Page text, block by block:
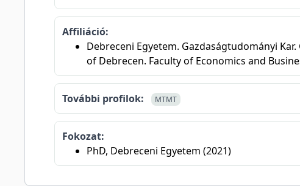
Affiliáció:
Debreceni Egyetem. Gazdaságtudományi
of Debrecen. Faculty of Economics and
További profilok: MTMT
Fokozat:
PhD, Debreceni Egyetem (2021)